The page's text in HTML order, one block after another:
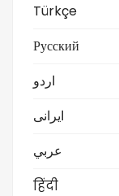
Türkçe
Русский
اردو
ایرانی
عربي
हिंदी